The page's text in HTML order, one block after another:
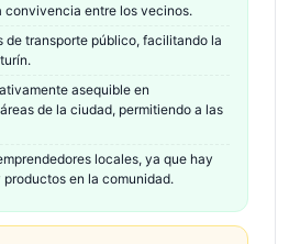
convivencia entre los vecinos.
de transporte público, facilitando la
asequible en
de la ciudad, permitiendo a las
locales, ya que hay
en la comunidad.